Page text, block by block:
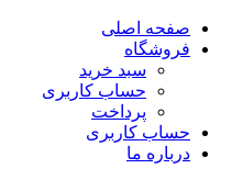
صفحه اصلی
فروشگاه
سبد خرید
حساب کاربری
پرداخت
حساب کاربری
درباره ما